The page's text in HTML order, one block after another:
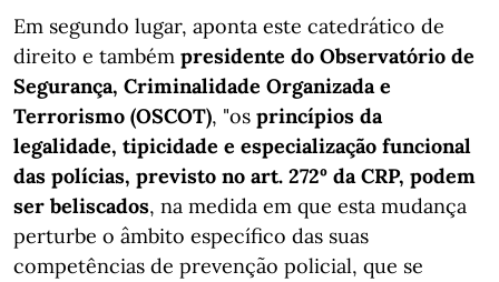
Em segundo lugar, aponta este catedrático de
direito e também presidente do Observatório de
Segurança, Criminalidade Organizada e
Terrorismo (OSCOT), "os princípios da
legalidade, tipicidade e especialização funcional
das polícias, previsto no art. 272º da CRP, podem
ser beliscados, na medida em que esta mudança
perturbe o âmbito específico das suas
competências de prevenção policial, que se